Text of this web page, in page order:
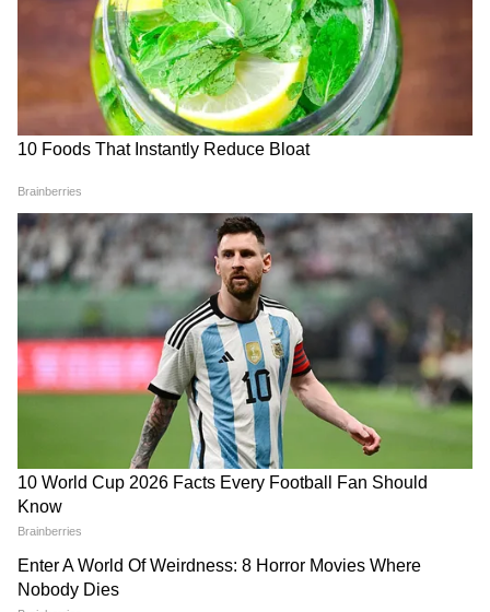
আয়োজিত হল জনশক্তি প্রদর্শনী, ঘুরে দেখলেন
নরেন্দ্র মোদী
কপালে বন্দুক ঠেকিয়ে ফেসবুকে লাইভ ভিডিও,
প্রেমিকাকে খুন করে লাইভ লোকেশন পাঠালেন
যুবক
তোমাকে পাগলের মতো ভালোবাসি বেবি গার্ল:
জ্যাকলিন ফার্নান্ডেজকে কী ‘সুপার সারপ্রাইজ’
দেবেন সুকেশ চন্দ্রশেখর?